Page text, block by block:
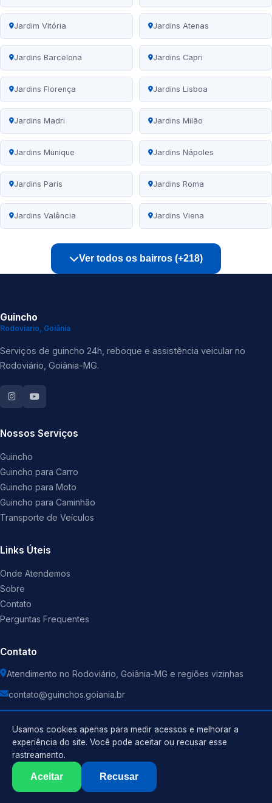
Jardim Vitória Jardins Atenas
Jardins Barcelona Jardins Capri
Jardins Florença Jardins Lisboa
Jardins Madri Jardins Milão
Jardins Munique Jardins Nápoles
Jardins Paris Jardins Roma
Jardins Valência Jardins Viena
Ver todos os bairros (+218)
Guincho
Rodoviario, Goiânia
Serviços de guincho 24h, reboque e assistência veicular no
Rodoviário, Goiânia-MG.
Nossos Serviços
Guincho
Guincho para Carro
Guincho para Moto
Guincho para Caminhão
Transporte de Veículos
Links Úteis
Onde Atendemos
Sobre
Contato
Perguntas Frequentes
Contato
Atendimento no Rodoviário, Goiânia-MG e regiões vizinhas
contato@guinchos.goiania.br
Guincho . Todos os direitos reservados.
Usamos cookies apenas para medir acessos e melhorar a
experiência do site. Você pode aceitar ou recusar esse
rastreamento.
Aceitar Recusar